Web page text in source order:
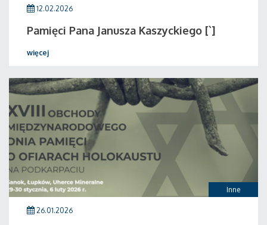
12.02.2026
Pamięci Pana Janusza Kaszyckiego [`]
więcej
Inne
26.01.2026